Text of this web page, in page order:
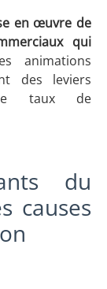
en œuvre de
qui
animations
des leviers
le taux de
du
causes